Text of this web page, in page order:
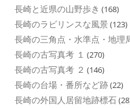
長崎と近県の山野歩き (168)
長崎のラビリンスな風景 (123)
長崎の三角点・水準点・地理
長崎の古写真考 １ (270)
長崎の古写真考 ２ (146)
長崎の台場・番所など跡(22)
長崎の外国人居留地跡標石